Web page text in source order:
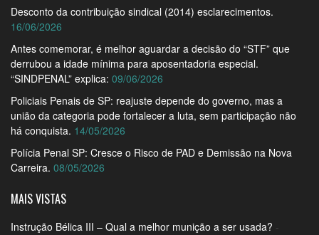
Desconto da contribuição sindical (2014) esclarecimentos.
16/06/2026
Antes comemorar, é melhor aguardar a decisão do “STF” que
derrubou a idade mínima para aposentadoria especial.
“SINDPENAL” explica: 09/06/2026
Policiais Penais de SP: reajuste depende do governo, mas a
união da categoria pode fortalecer a luta, sem participação não
há conquista. 14/05/2026
Polícia Penal SP: Cresce o Risco de PAD e Demissão na Nova
Carreira. 08/05/2026
MAIS VISTAS
Instrução Bélica III – Qual a melhor munição a ser usada? -